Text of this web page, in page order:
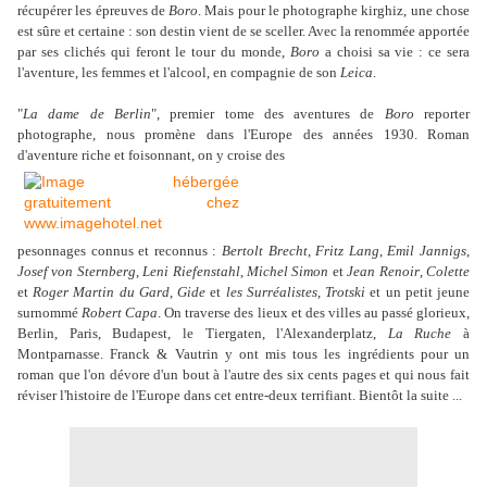
récupérer les épreuves deBoro. Mais pour le photographe kirghiz, une chose
est sûre et certaine : son destin vient de se sceller. Avec la renommée apportée
par ses clichés qui feront le tour du monde, Boro a choisi sa vie : ce sera
l'aventure, les femmes et l'alcool, en compagnie de son Leica.
"La dame de Berlin", premier tome des aventures de Boro reporter
photographe, nous promène dans l'Europe des années 1930. Roman
d'aventure riche et foisonnant, on y croise des
pesonnages connus et reconnus : Bertolt Brecht,Fritz Lang,Emil Jannigs,
Josef von Sternberg,Leni Riefenstahl,Michel Simon etJean Renoir,Colette
etRoger Martin du Gard,Gide et les Surréalistes, Trotski et un petit jeune
surnomméRobert Capa. On traverse des lieux et des villes au passé glorieux,
Berlin, Paris, Budapest, le Tiergaten, l'Alexanderplatz, La Ruche à
Montparnasse. Franck & Vautrin y ont mis tous les ingrédients pour un
roman que l'on dévore d'un bout à l'autre des six cents pages et qui nous fait
réviser l'histoire de l'Europe dans cet entre-deux terrifiant. Bientôt la suite ...